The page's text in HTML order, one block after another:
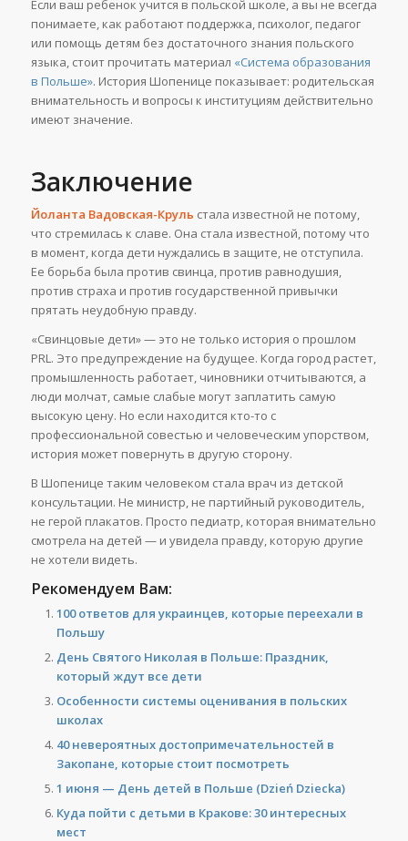
Если ваш ребенок учится в польской школе, а вы не всегда
понимаете, как работают поддержка, психолог, педагог
или помощь детям без достаточного знания польского
языка, стоит прочитать материал «Система образования
в Польше». История Шопенице показывает: родительская
внимательность и вопросы к институциям действительно
имеют значение.
Заключение
Йоланта Вадовская-Круль стала известной не потому,
что стремилась к славе. Она стала известной, потому что
в момент, когда дети нуждались в защите, не отступила.
Ее борьба была против свинца, против равнодушия,
против страха и против государственной привычки
прятать неудобную правду.
«Свинцовые дети» — это не только история о прошлом
PRL. Это предупреждение на будущее. Когда город растет,
промышленность работает, чиновники отчитываются, а
люди молчат, самые слабые могут заплатить самую
высокую цену. Но если находится кто-то с
профессиональной совестью и человеческим упорством,
история может повернуть в другую сторону.
В Шопенице таким человеком стала врач из детской
консультации. Не министр, не партийный руководитель,
не герой плакатов. Просто педиатр, которая внимательно
смотрела на детей — и увидела правду, которую другие
не хотели видеть.
Рекомендуем Вам:
100 ответов для украинцев, которые переехали в
Польшу
День Святого Николая в Польше: Праздник,
который ждут все дети
Особенности системы оценивания в польских
школах
40 невероятных достопримечательностей в
Закопане, которые стоит посмотреть
1 июня — День детей в Польше (Dzień Dziecka)
Куда пойти с детьми в Кракове: 30 интересных
мест